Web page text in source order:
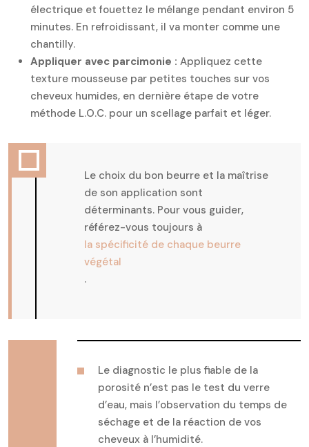
électrique et fouettez le mélange pendant environ 5
minutes. En refroidissant, il va monter comme une
chantilly.
Appliquer avec parcimonie : Appliquez cette
texture mousseuse par petites touches sur vos
cheveux humides, en dernière étape de votre
méthode L.O.C. pour un scellage parfait et léger.
Le choix du bon beurre et la maîtrise
de son application sont
déterminants. Pour vous guider,
référez-vous toujours à
la spécificité de chaque beurre
végétal
.
Le diagnostic le plus fiable de la
porosité n’est pas le test du verre
d’eau, mais l’observation du temps de
séchage et de la réaction de vos
cheveux à l’humidité.